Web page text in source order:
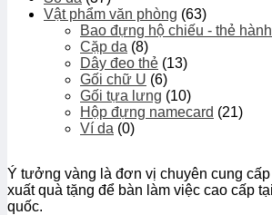
Vật phẩm văn phòng (63)
Bao đựng hộ chiếu - thẻ
Cặp da (8)
Dây đeo thẻ (13)
Gối chữ U (6)
Gối tựa lưng (10)
Hộp đựng namecard (21)
Ví da (0)
Ý tưởng vàng là đơn vị chuyên cung
xuất quà tặng để bàn làm việc cao cấp
quốc.